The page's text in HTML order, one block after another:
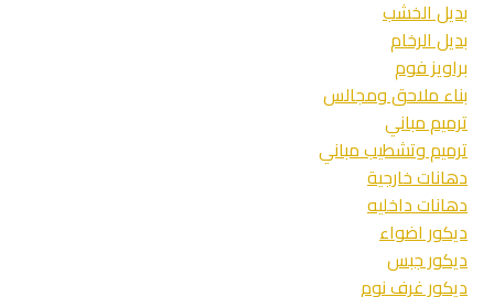
بديل الخشب
بديل الرخام
براويز فوم
بناء ملاحق ومجالس
ترميم مباني
ترميم وتشطيب مباني
دهانات خارجية
دهانات داخليه
ديكور اضواء
ديكور جبس
ديكور غرف نوم